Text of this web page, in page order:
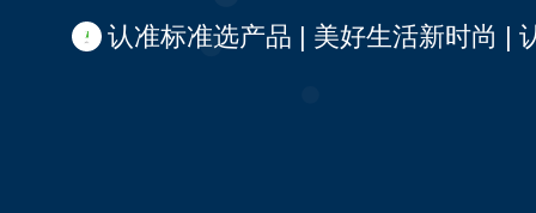
认准标准选产品 | 美好生活新时尚 |